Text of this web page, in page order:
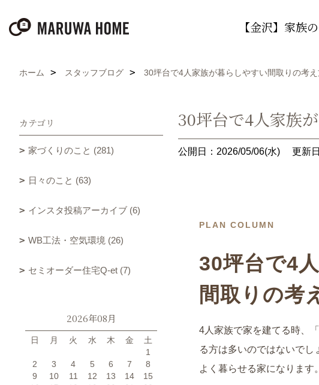
【金沢】家族
ホーム スタッフブログ 30坪台で4人家族が暮らしやすい間取りの考
30坪台で4人家族
公開日：2026/05/06(水) 更新
PLAN COLUMN
30坪台で4
間取りの考
4人家族で家を建てる時、
る方は多いのではないで
よく暮らせる家になります。
カテゴリ
家づくりのこと (281)
日々のこと (63)
インスタ投稿アーカイブ (6)
WB工法・空気環境 (26)
セミオーダー住宅Q-et (7)
2026年08月
日 月 火 水 木 金
土
1
2
3 4 5 6 7
8
9
10 11 12 13 14
15